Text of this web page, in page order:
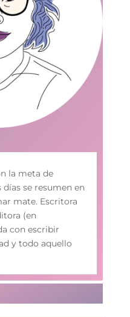
la meta de
se resumen en
mate. Escritora
(en
con escribir
y todo aquello